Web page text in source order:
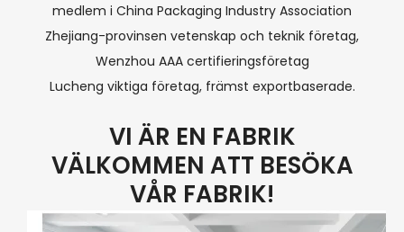
medlem i China Packaging Industry Association
Zhejiang-provinsen vetenskap och teknik företag,
Wenzhou AAA certifieringsföretag
Lucheng viktiga företag, främst exportbaserade.
VI ÄR EN FABRIK
VÄLKOMMEN ATT BESÖKA
VÅR FABRIK!